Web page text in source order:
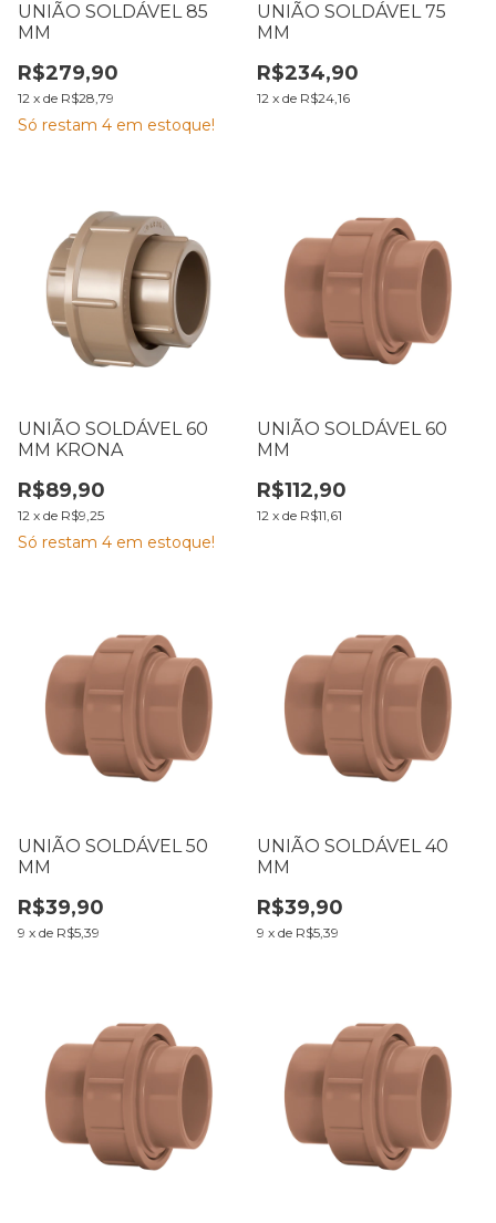
UNIÃO SOLDÁVEL 85
MM
R$279,90
12 x de R$28,79
Só restam 4 em estoque!
UNIÃO SOLDÁVEL 75
MM
R$234,90
12 x de R$24,16
UNIÃO SOLDÁVEL 60
MM KRONA
R$89,90
12 x de R$9,25
Só restam 4 em estoque!
UNIÃO SOLDÁVEL 60
MM
R$112,90
12 x de R$11,61
UNIÃO SOLDÁVEL 50
MM
R$39,90
9 x de R$5,39
UNIÃO SOLDÁVEL 40
MM
R$39,90
9 x de R$5,39